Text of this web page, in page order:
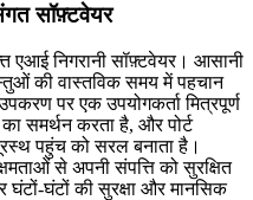
सॉफ़्टवेयर
निगरानी सॉफ़्टवेयर। आसानी
की वास्तविक समय में पहचान
पर एक उपयोगकर्ता मित्रपूर्ण
समर्थन करता है, और पोर्ट
पहुंच को सरल बनाता है।
से अपनी संपत्ति को सुरक्षित
घंटों की सुरक्षा और मानसिक